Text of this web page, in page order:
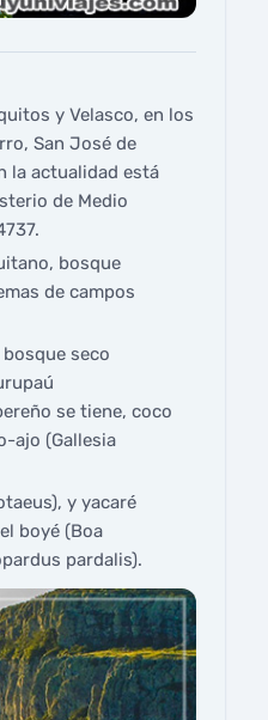
y Velasco, en los
San José de
la actualidad está
de Medio
bosque
de campos
seco
se tiene, coco
ajo (Gallesia
y yacaré
boyé (Boa
pardalis).